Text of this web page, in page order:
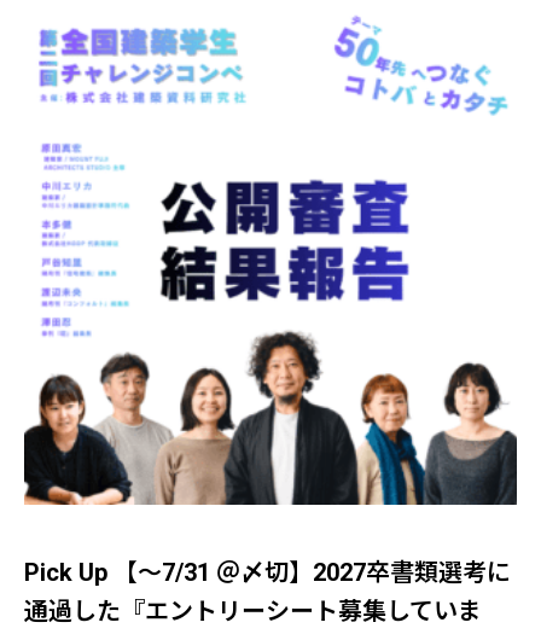
Pick Up 【～7/31 ＠〆切】2027卒書類選考に
通過した『エントリーシート募集していま